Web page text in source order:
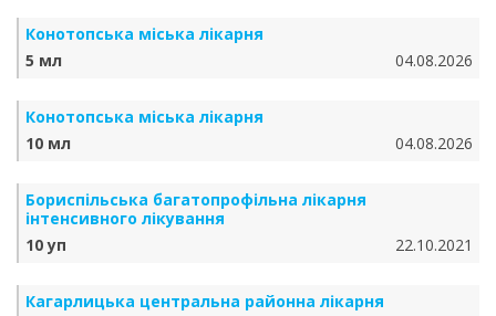
Конотопська міська лікарня
5 мл
04.08.2026
Конотопська міська лікарня
10 мл
04.08.2026
Бориспільська багатопрофільна лікарня
інтенсивного лікування
10 уп
22.10.2021
Кагарлицька центральна районна лікарня